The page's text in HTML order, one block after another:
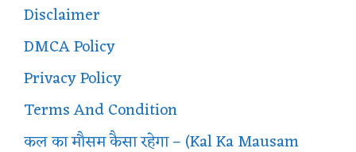
Disclaimer
DMCA Policy
Privacy Policy
Terms And Condition
कल का मौसम कैसा रहेगा – (Kal Ka Mausam